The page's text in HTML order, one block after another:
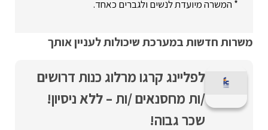
* המשרה מיועדת לנשים ולגברים כאחד.
משרות חדשות במערכת שיכולות לעניין אותך
לפליינג קרגו מרלוג כנות דרושים
/ות מחסנאים /ות – ללא ניסיון!
שכר גבוה!